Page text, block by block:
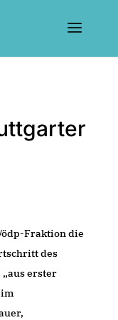
ödp-Fraktion die
des
erster
im